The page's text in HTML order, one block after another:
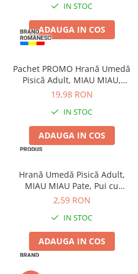
IN STOC
ADAUGA IN COS
Pachet PROMO Hrană Umedă
Pisică Adult, MIAU MIAU,
Curcan în sos, 12x100g
19,98 RON
IN STOC
ADAUGA IN COS
Hrană Umedă Pisică Adult,
MIAU MIAU Pate, Pui cu
Topping de Lapte, 100g
2,59 RON
IN STOC
ADAUGA IN COS